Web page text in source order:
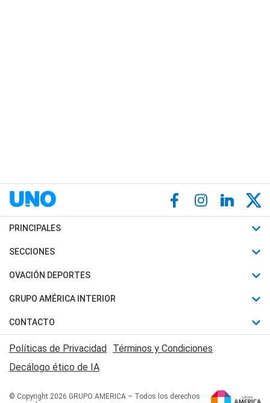
PRINCIPALES
Últimas Noticias
Política
Judiciales
Economia
SECCIONES
Horóscopo
Motores
Trucos caseros
Series y Películas
Edictos y Solicitadas
OVACIÓN DEPORTES
Fútbol
Mundial
Automovilismo
Rugby
Básquet
GRUPO AMÉRICA INTERIOR
Canal 7 en Vivo
San Juan 8
CONTACTO
Acerca de Nosotros
Contactanos
Políticas de Privacidad
Términos y Condiciones
Decálogo ético de IA
© Copyright 2026 GRUPO AMERICA – Todos los derechos